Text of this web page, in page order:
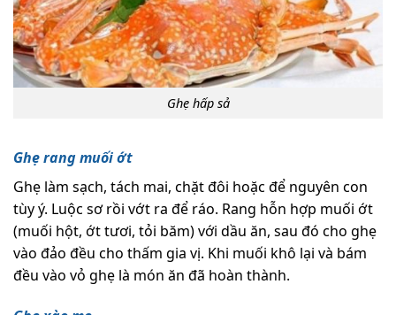
Ghẹ hấp sả
Ghẹ rang muối ớt
Ghẹ làm sạch, tách mai, chặt đôi hoặc để nguyên con
tùy ý. Luộc sơ rồi vớt ra để ráo. Rang hỗn hợp muối ớt
(muối hột, ớt tươi, tỏi băm) với dầu ăn, sau đó cho ghẹ
vào đảo đều cho thấm gia vị. Khi muối khô lại và bám
đều vào vỏ ghẹ là món ăn đã hoàn thành.